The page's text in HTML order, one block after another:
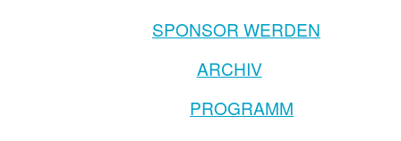
SPONSOR WERDEN
ARCHIV
PROGRAMM